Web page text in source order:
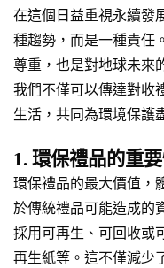
在這個日益重視永續發
種趨勢，而是一種責任
尊重，也是對地球未來
我們不僅可以傳達對收
生活，共同為環境保護
1. 環保禮品的重
環保禮品的最大價值，
於傳統禮品可能造成的
採用可再生、可回收或
再生紙等。這不僅減少